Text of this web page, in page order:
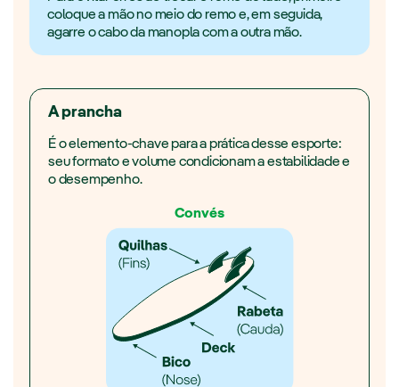
coloque a mão no meio do remo e, em seguida,
agarre o cabo da manopla com a outra mão.
A prancha
É o elemento-chave para a prática desse esporte:
seu formato e volume condicionam a estabilidade e
o desempenho.
Convés